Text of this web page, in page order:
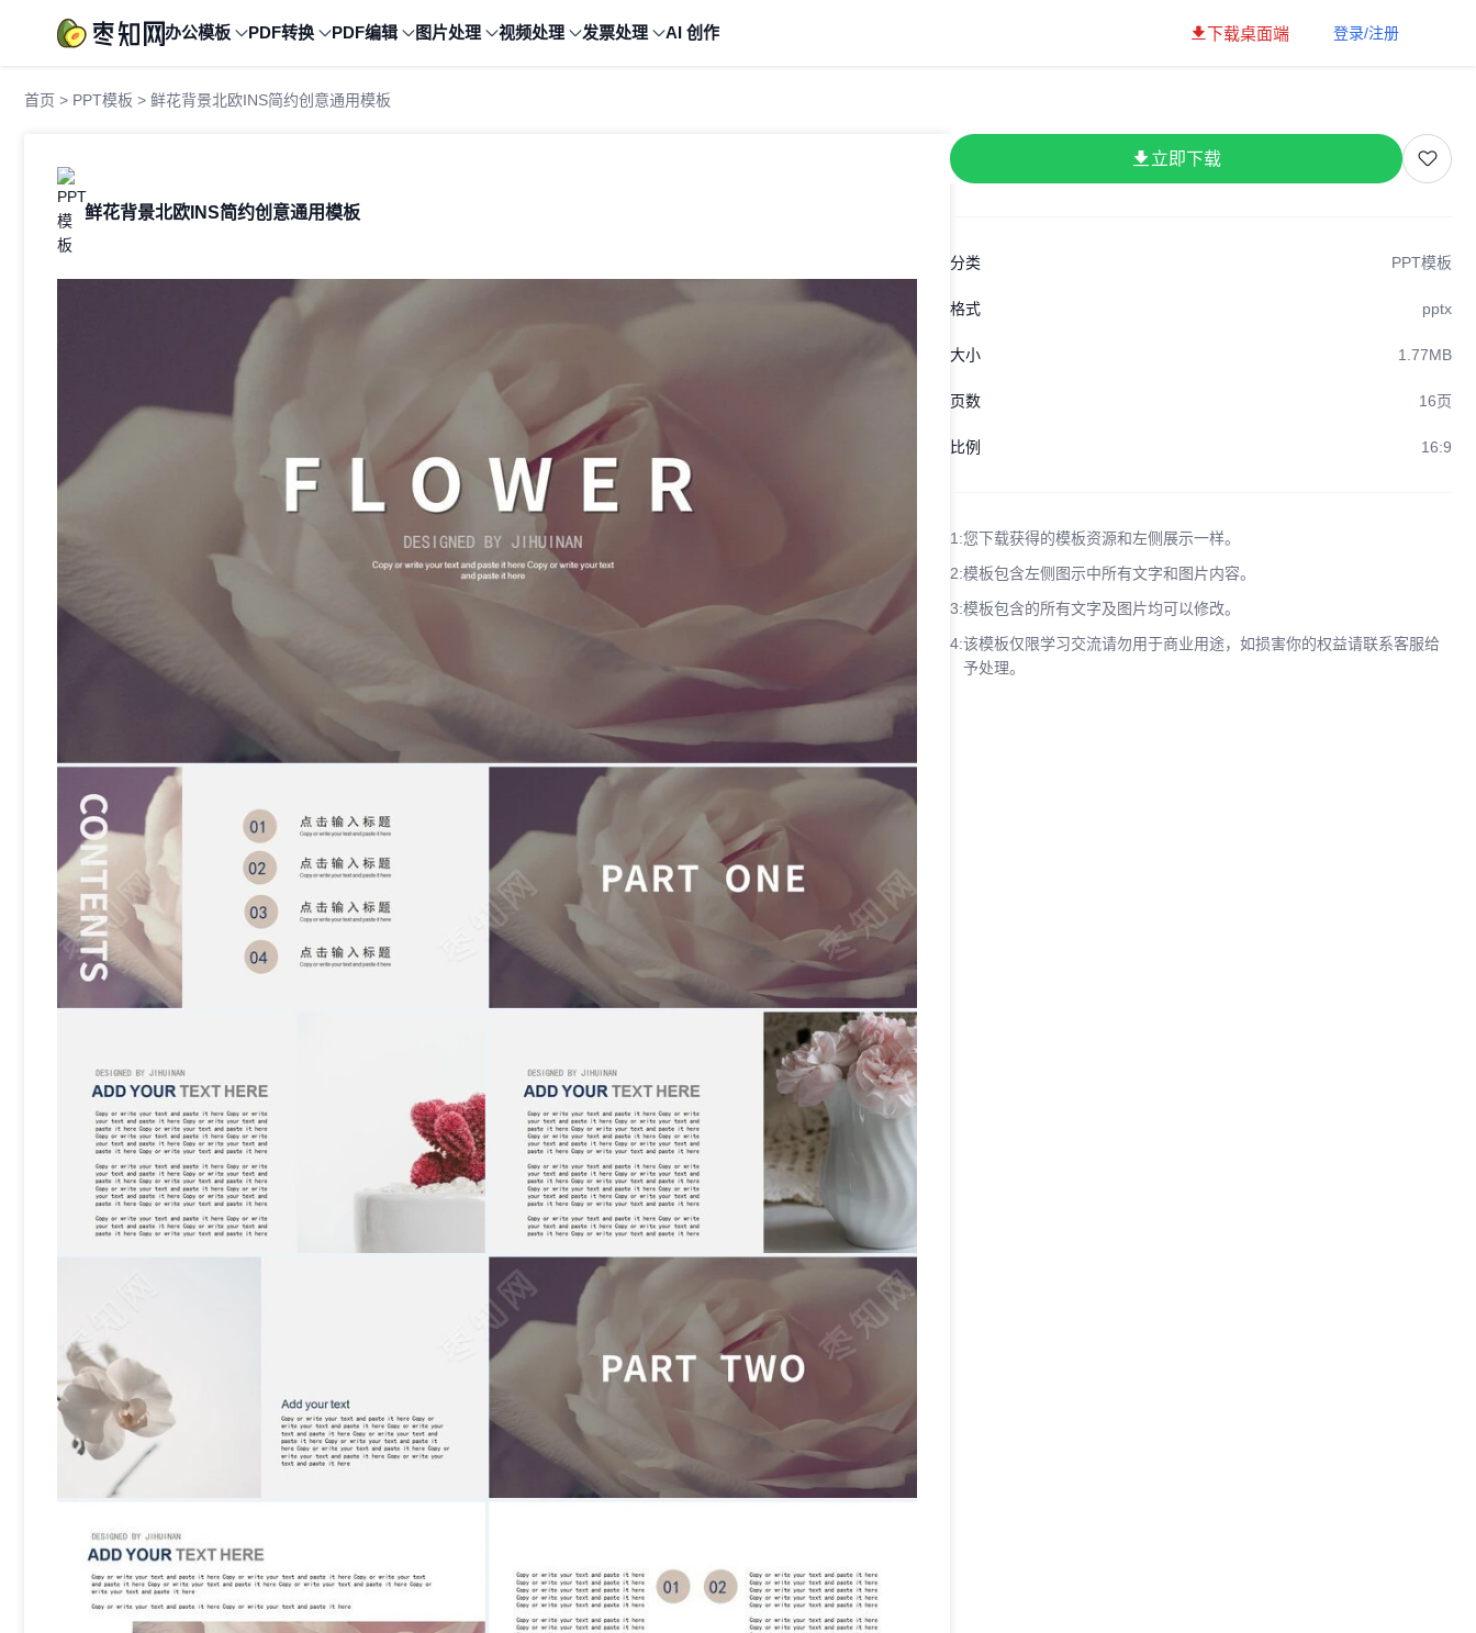
办公模板 PDF转换 PDF编辑 图片处理 视频处理 发票处理 AI 创作 下载桌面端 登录/注册
首页 > PPT模板 > 鲜花背景北欧INS简约创意通用模板
鲜花背景北欧INS简约创意通用模板
立即下载
分类 PPT模板
格式 pptx
大小 1.77MB
页数 16页
比例 16:9
1:您下载获得的模板资源和左侧展示一样。
2:模板包含左侧图示中所有文字和图片内容。
3:模板包含的所有文字及图片均可以修改。
4:该模板仅限学习交流请勿用于商业用途，如损害你的权益请联系客服给
予处理。